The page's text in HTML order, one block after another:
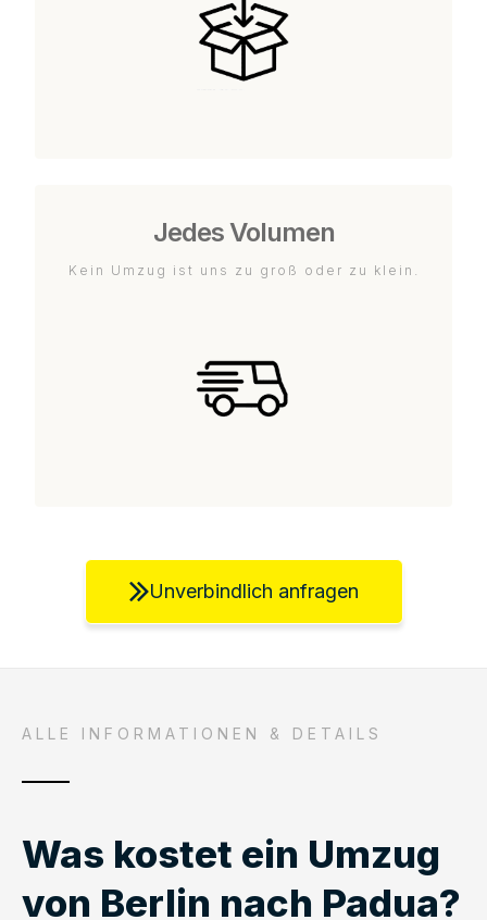
Jedes Volumen
Kein Umzug ist uns zu groß oder zu klein.
Unverbindlich anfragen
ALLE INFORMATIONEN & DETAILS
Was kostet ein Umzug
von Berlin nach Padua?